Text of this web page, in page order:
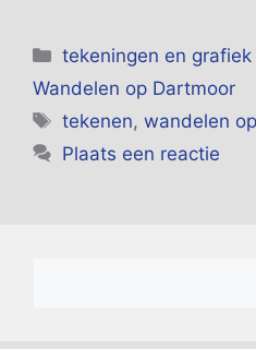
Categorieën
tekeningen en
Wandelen op Dartmoor
Tags
tekenen,wandelen
Plaats een reactie